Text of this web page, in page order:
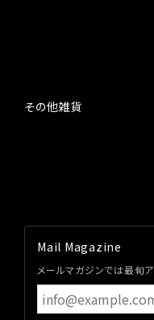
その他雑貨
Mail Magazine
メールマガジンでは最旬